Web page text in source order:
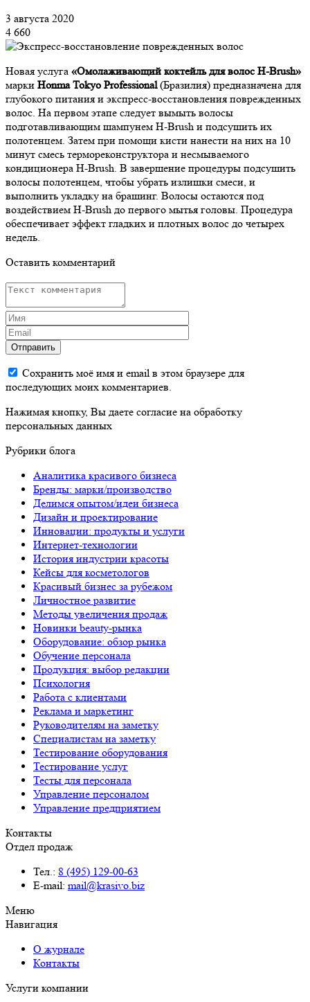
3 августа 2020
4 660
Новая услуга «Омолаживающий коктейль для волос H-Brush»
марки Honma Tokyo Professional(Бразилия) предназначена для
глубокого питания и экспресс-восстановления поврежденных
волос. На первом этапе следует вымыть волосы
подготавливающим шампунем H-Brush и подсушить их
полотенцем. Затем при помощи кисти нанести на них на 10
минут смесь термореконструктора и несмываемого
кондиционера H-Brush. В завершение процедуры подсушить
волосы полотенцем, чтобы убрать излишки смеси, и
выполнить укладку на брашинг. Волосы остаются под
воздействием H-Brush до первого мытья головы. Процедура
обеспечивает эффект гладких и плотных волос до четырех
недель.
Оставить комментарий
Отправить
Сохранить моё имя и email в этом браузере для
последующих моих комментариев.
Нажимая кнопку, Вы даете согласие на обработку
персональных данных
Рубрики блога
Аналитика красивого бизнеса
Бренды: марки/производство
Делимся опытом/идеи бизнеса
Дизайн и проектирование
Инновации: продукты и услуги
Интернет-технологии
История индустрии красоты
Кейсы для косметологов
Красивый бизнес за рубежом
Личностное развитие
Методы увеличения продаж
Новинки beauty-рынка
Оборудование: обзор рынка
Обучение персонала
Продукция: выбор редакции
Психология
Работа с клиентами
Реклама и маркетинг
Руководителям на заметку
Специалистам на заметку
Тестирование оборудования
Тестирование услуг
Тесты для персонала
Управление персоналом
Управление предприятием
Контакты
Отдел продаж
Тел.: 8 (495) 129-00-63
E-mail: mail@krasivo.biz
Меню
Навигация
О журнале
Контакты
Услуги компании